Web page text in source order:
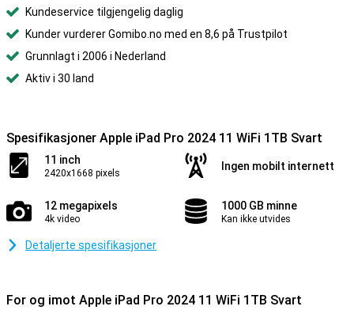
Kundeservice tilgjengelig daglig
Kunder vurderer Gomibo.no med en 8,6 på Trustpilot
Grunnlagt i 2006 i Nederland
Aktiv i 30 land
Spesifikasjoner Apple iPad Pro 2024 11 WiFi 1TB Svart
11 inch
2420x1668 pixels
Ingen mobilt internett
12 megapixels
4k video
1000 GB minne
Kan ikke utvides
Detaljerte spesifikasjoner
For og imot Apple iPad Pro 2024 11 WiFi 1TB Svart